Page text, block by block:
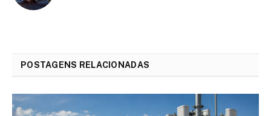
POSTAGENS RELACIONADAS